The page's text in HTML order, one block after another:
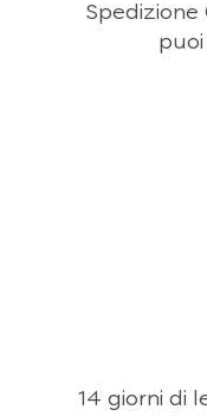
puoi
14 giorni di